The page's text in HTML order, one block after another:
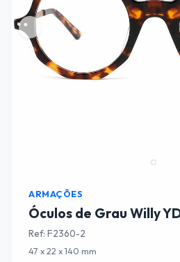
ARMAÇÕES
Óculos de Grau Willy
Ref: F2360-2
47 x 22 x 140 mm
Cancelar